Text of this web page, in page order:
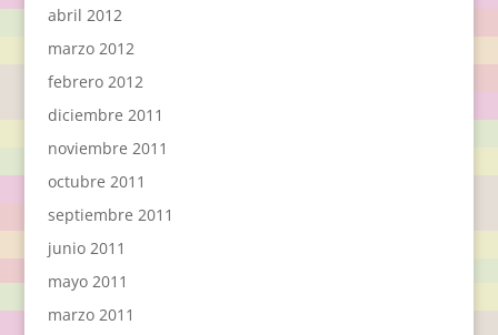
abril 2012
marzo 2012
febrero 2012
diciembre 2011
noviembre 2011
octubre 2011
septiembre 2011
junio 2011
mayo 2011
marzo 2011